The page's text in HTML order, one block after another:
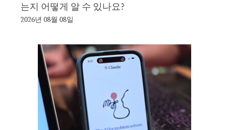
는지 어떻게 알 수 있나요?
2026년 08월 08일